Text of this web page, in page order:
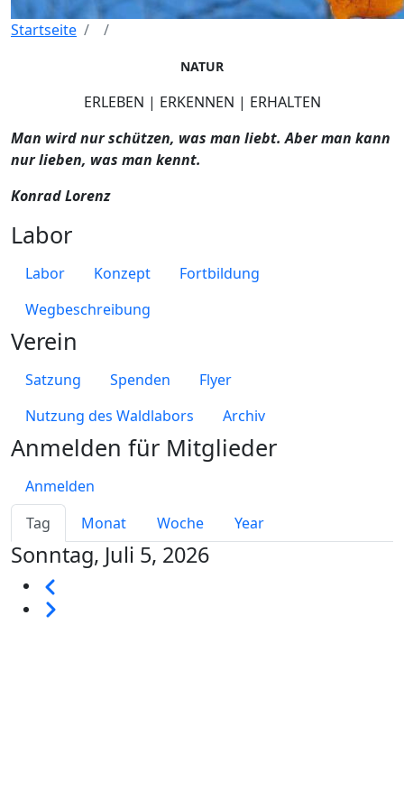
Startseite
Primary tabs
Tag Monat Woche Year
Sonntag, Juli 5, 2026
Seitennummerierung
Weiter
NATUR
ERLEBEN | ERKENNEN | ERHALTEN
Man wird nur schützen, was man liebt. Aber man kann
nur lieben, was man kennt.
Konrad Lorenz
Labor
Labor Konzept
Fortbildung
Wegbeschreibung
Verein
Satzung Spenden
Flyer
Nutzung des Waldlabors
Archiv
Anmelden für Mitglieder
Anmelden